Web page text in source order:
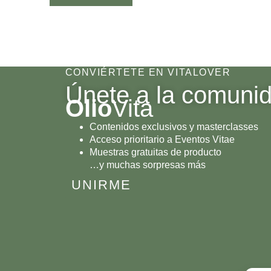
CONVIÉRTETE EN VITALOVER
Únete a la
OlioVita
Contenidos exclusivos y masterclasses
Acceso prioritario a Eventos Vitae
Muestras gratuitas de producto
…y muchas sorpresas más
UNIRME